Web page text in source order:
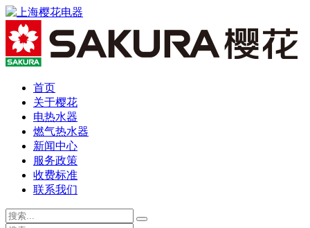
首页
关于樱花
电热水器
燃气热水器
新闻中心
服务政策
收费标准
联系我们